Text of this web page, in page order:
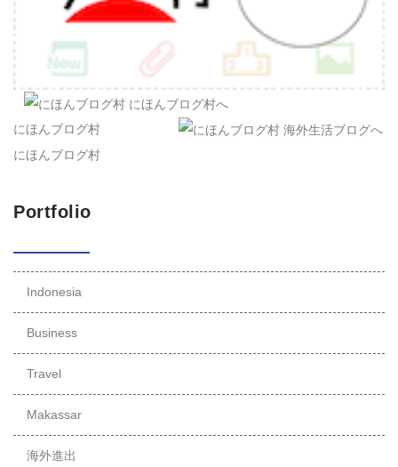
にほんブログ村
にほんブログ村
Portfolio
Indonesia
Business
Travel
Makassar
海外進出